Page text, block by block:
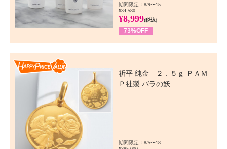
期間限定：8/9〜15
¥34,580
¥8,999(税込)
73%OFF
祈平 純金 ２．５ｇ ＰＡＭ
Ｐ社製 バラの妖...
期間限定：8/5〜18